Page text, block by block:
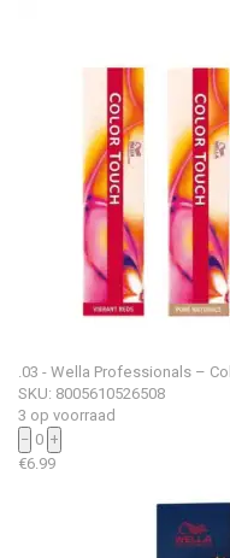
.03 - Wella Professionals –
SKU: 8005610526508
3 op voorraad
− 0 +
€6.99